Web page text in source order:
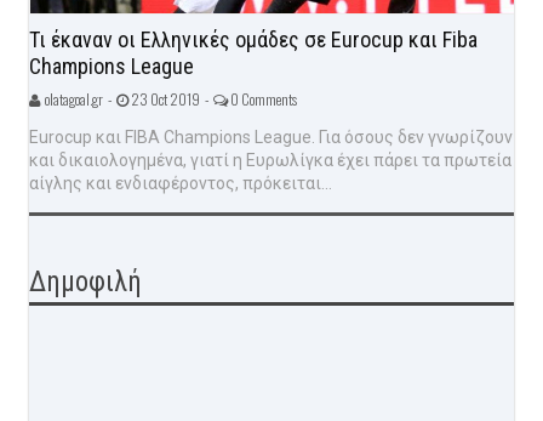
Τι έκαναν οι Ελληνικές ομάδες σε Eurocup και Fiba
Champions League
olatagoal.gr - 23 Oct 2019 - 0 Comments
Eurocup και FIBA Champions League. Για όσους δεν γνωρίζουν
και δικαιολογημένα, γιατί η Ευρωλίγκα έχει πάρει τα πρωτεία
αίγλης και ενδιαφέροντος, πρόκειται...
Δημοφιλή